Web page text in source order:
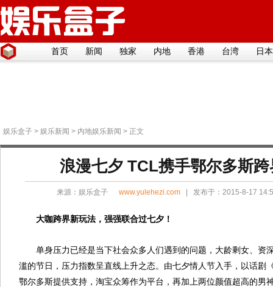
首页 新闻 独家 内地 香港 台湾 日本
娱乐盒子 > 娱乐新闻 > 内地娱乐新闻 > 正文
浪漫七夕 TCL携手鄂尔多斯
来源： 娱乐盒子 www.yulehezi.com| 发布于：2015-8-17
大咖跨界新玩法，强强联合过七夕！
单身压力已经是当下社会众多人们遇到的问题，大龄剩女、
滥的节日，压力指数呈直线上升之态。由七夕情人节入手，以话剧
鄂尔多斯提供支持，淘宝众筹作为平台，再加上两位颜值超高的男